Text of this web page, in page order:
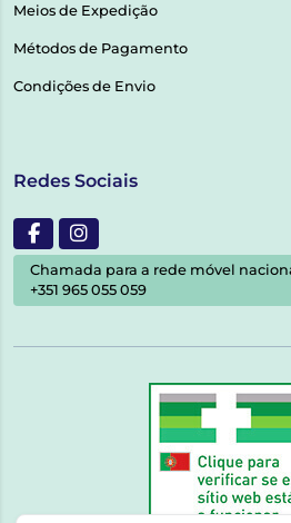
Meios de Expedição
Métodos de Pagamento
Condições de Envio
Redes Sociais
Chamada para a rede móvel
+351 965 055 059